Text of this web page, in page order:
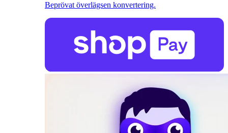
Beprövat överlägsen konvertering.